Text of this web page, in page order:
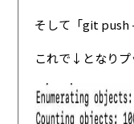
そして「git push
これで↓となりプ